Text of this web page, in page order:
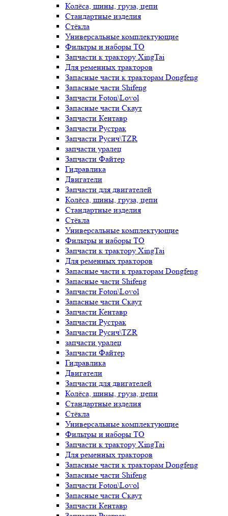
Колёса, шины, груза, цепи
Стандартные изделия
Стёкла
Универсальные комплектующие
Фильтры и наборы ТО
Запчасти к трактору XingTai
Для ременных тракторов
Запасные части к тракторам Dongfeng
Запасные части Shifeng
Запчасти Foton\Lovol
Запасные части Скаут
Запчасти Кентавр
Запчасти Рустрак
Запчасти Русич\TZR
запчасти уралец
Запчасти Файтер
Гидравлика
Двигатели
Запчасти для двигателей
Колёса, шины, груза, цепи
Стандартные изделия
Стёкла
Универсальные комплектующие
Фильтры и наборы ТО
Запчасти к трактору XingTai
Для ременных тракторов
Запасные части к тракторам Dongfeng
Запасные части Shifeng
Запчасти Foton\Lovol
Запасные части Скаут
Запчасти Кентавр
Запчасти Рустрак
Запчасти Русич\TZR
запчасти уралец
Запчасти Файтер
Гидравлика
Двигатели
Запчасти для двигателей
Колёса, шины, груза, цепи
Стандартные изделия
Стёкла
Универсальные комплектующие
Фильтры и наборы ТО
Запчасти к трактору XingTai
Для ременных тракторов
Запасные части к тракторам Dongfeng
Запасные части Shifeng
Запчасти Foton\Lovol
Запасные части Скаут
Запчасти Кентавр